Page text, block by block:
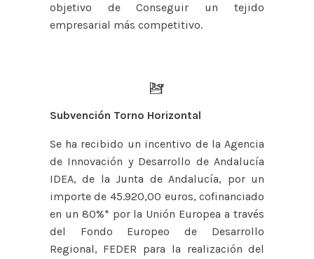
objetivo de Conseguir un tejido
empresarial más competitivo.
Subvención Torno Horizontal
Se ha recibido un incentivo de la Agencia
de Innovación y Desarrollo de Andalucía
IDEA, de la Junta de Andalucía, por un
importe de 45.920,00 euros, cofinanciado
en un 80%* por la Unión Europea a través
del Fondo Europeo de Desarrollo
Regional, FEDER para la realización del